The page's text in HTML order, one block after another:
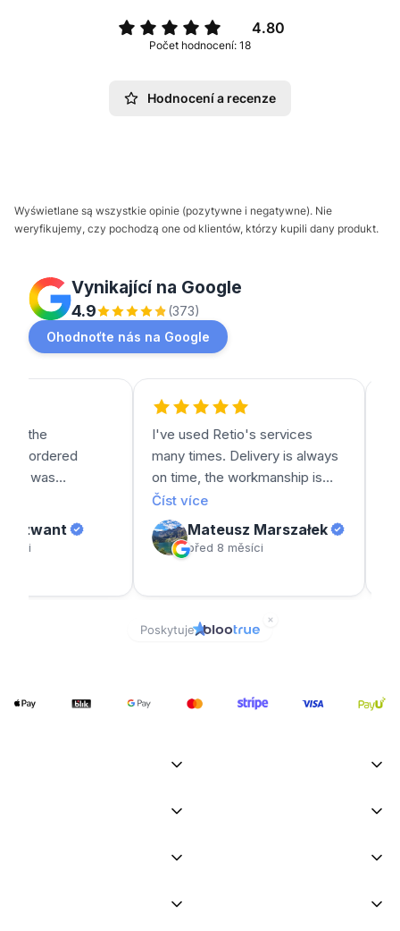
4.80
Počet hodnocení: 18
Hodnocení a recenze
Wyświetlane są wszystkie opinie (pozytywne i negatywne). Nie
weryfikujemy, czy pochodzą one od klientów, którzy kupili dany produkt.